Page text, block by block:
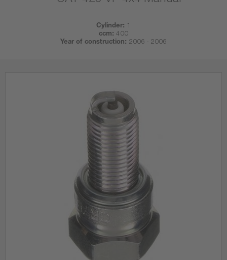
Cylinder: 1
ccm: 400
Year of construction: 2006 - 2006